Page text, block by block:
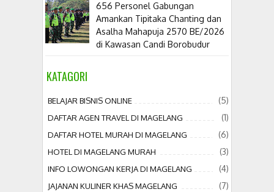
656 Personel Gabungan
Amankan Tipitaka Chanting dan
Asalha Mahapuja 2570 BE/2026
di Kawasan Candi Borobudur
KATAGORI
BELAJAR BISNIS ONLINE (5)
DAFTAR AGEN TRAVEL DI MAGELANG (1)
DAFTAR HOTEL MURAH DI MAGELANG (6)
HOTEL DI MAGELANG MURAH (3)
INFO LOWONGAN KERJA DI MAGELANG (4)
JAJANAN KULINER KHAS MAGELANG (7)